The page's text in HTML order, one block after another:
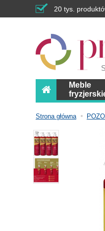
20 tys.
Meble
Strona główna